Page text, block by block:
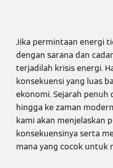
Jika permintaan energi
dengan sarana dan
terjadilah krisis energi.
konsekuensi yang luas
ekonomi. Sejarah
hingga ke zaman
kami akan menjelaskan
konsekuensinya serta
mana yang cocok untuk